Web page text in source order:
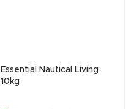
Essential Nautical Living
10kg